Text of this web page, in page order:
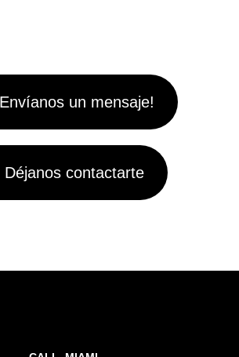
un mensaje!
Déjanos contactarte